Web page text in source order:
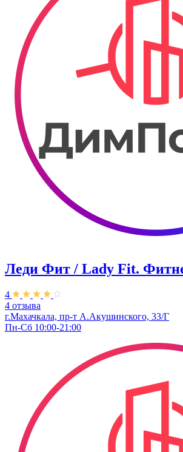
Леди Фит / Lady Fit.
4
4 отзыва
г.Махачкала, пр-т А.Акушинского, 33/Г
Пн-Сб 10:00-21:00